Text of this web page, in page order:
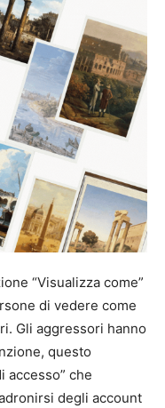
“Visualizza come”
di vedere come
Gli aggressori hanno
questo
accesso” che
degli account